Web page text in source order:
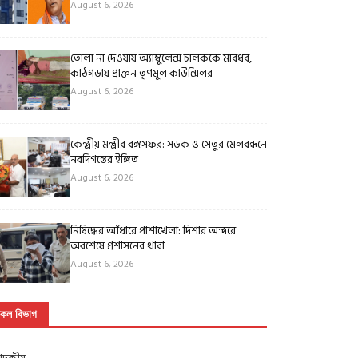
August 6, 2026
তোলা না দেওয়ায় অ্যাম্বুলেন্স চালককে মারধর,
কাঠগড়ায় প্রাক্তন তৃণমূল কাউন্সিলর
August 6, 2026
কেন্দ্রীয় মন্ত্রীর বঙ্গসফর: সড়ক ও সেতুর মেলবন্ধনে
নবদিগন্তের ইঙ্গিত
August 6, 2026
নিষিদ্ধের আঁধারে পাশাখেলা: দিশার অন্দরে
অবশেষে প্রশাসনের থাবা
August 6, 2026
বিভাগ